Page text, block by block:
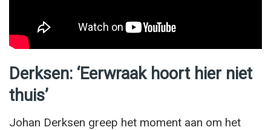
Derksen: ‘Eerwraak hoort hier niet
thuis’
Johan Derksen greep het moment aan om het